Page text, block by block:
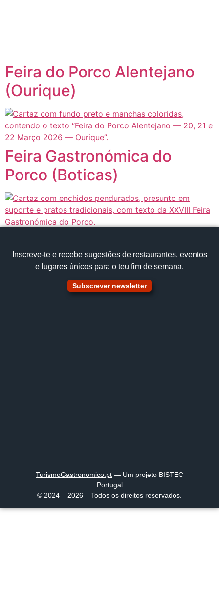
Feira do Porco Alentejano
(Ourique)
Feira Gastronómica do
Porco (Boticas)
Inscreve‑te e recebe sugestões de restaurantes, eventos
e lugares únicos para o teu fim de semana.
Subscrever newsletter
TurismoGastronomico .pt — Um projeto BISTEC
Portugal
© 2024 – 2026 – Todos os direitos reservados.